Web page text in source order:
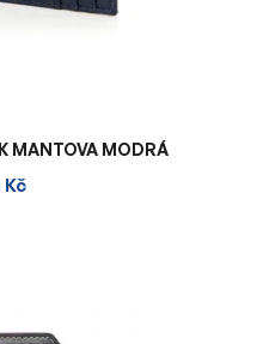
MANTOVA MODRÁ